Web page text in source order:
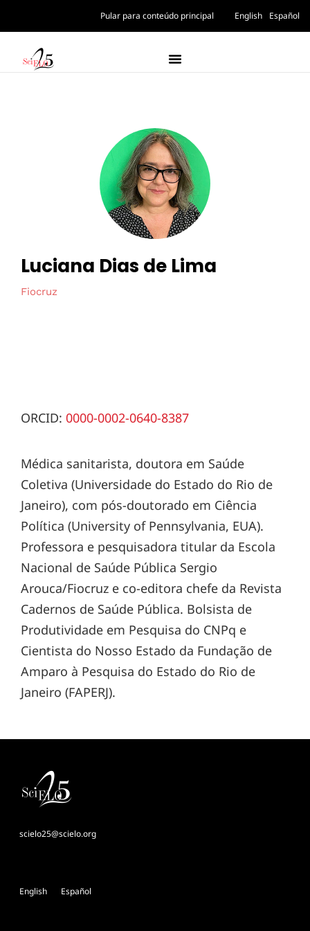
Pular para conteúdo principal English Español
Luciana Dias de Lima
Fiocruz
ORCID: 0000-0002-0640-8387
Médica sanitarista, doutora em Saúde
Coletiva (Universidade do Estado do Rio de
Janeiro), com pós-doutorado em Ciência
Política (University of Pennsylvania, EUA).
Professora e pesquisadora titular da Escola
Nacional de Saúde Pública Sergio
Arouca/Fiocruz e co-editora chefe da Revista
Cadernos de Saúde Pública. Bolsista de
Produtividade em Pesquisa do CNPq e
Cientista do Nosso Estado da Fundação de
Amparo à Pesquisa do Estado do Rio de
Janeiro (FAPERJ).
scielo25@scielo.org
English Español